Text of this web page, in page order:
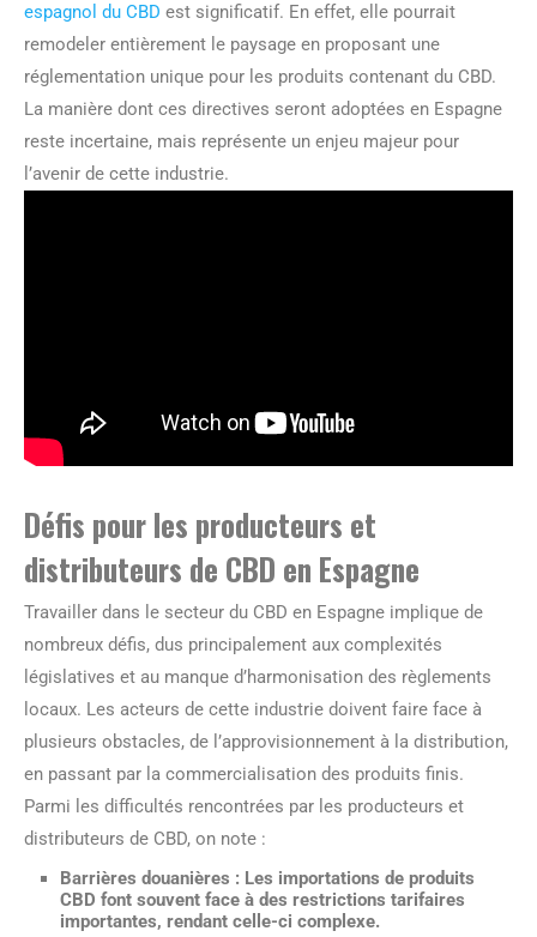
espagnol du CBD est significatif. En effet, elle pourrait
remodeler entièrement le paysage en proposant une
réglementation unique pour les produits contenant du CBD.
La manière dont ces directives seront adoptées en Espagne
reste incertaine, mais représente un enjeu majeur pour
l’avenir de cette industrie.
Défis pour les producteurs et
distributeurs de CBD en Espagne
Travailler dans le secteur du CBD en Espagne implique de
nombreux défis, dus principalement aux complexités
législatives et au manque d’harmonisation des règlements
locaux. Les acteurs de cette industrie doivent faire face à
plusieurs obstacles, de l’approvisionnement à la distribution,
en passant par la commercialisation des produits finis.
Parmi les difficultés rencontrées par les producteurs et
distributeurs de CBD, on note :
Barrières douanières : Les importations de produits
CBD font souvent face à des restrictions tarifaires
importantes, rendant celle-ci complexe.